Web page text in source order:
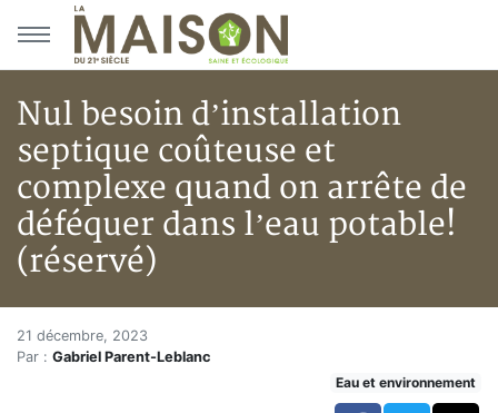
Aller au menu principal
Aller au contenu principal
Nul besoin d’installation
septique coûteuse et
complexe quand on arrête de
déféquer dans l’eau potable!
(réservé)
Accueil
Articles
Nul besoin d’installation
21 décembre, 2023
Par : Gabriel Parent-Leblanc
Eau et environnement